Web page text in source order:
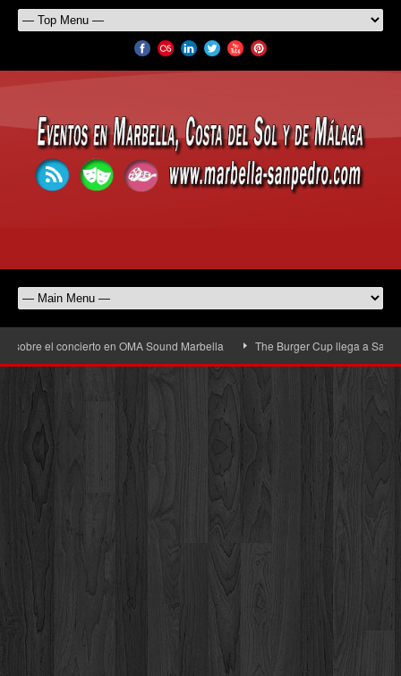
concierto en OMA Sound Marbella The Burger Cup llega a San Pedro